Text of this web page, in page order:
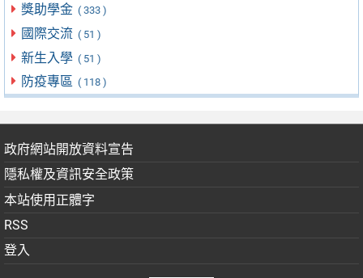
獎助學金 ( 333 )
國際交流 ( 51 )
新生入學 ( 51 )
防疫專區 ( 118 )
政府網站開放資料宣告
隱私權及資訊安全政策
本站使用正體字
RSS
登入